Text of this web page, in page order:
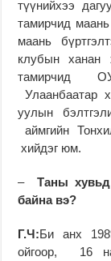
түүнийхээ
тамирчид
маань
клубын ханан
тамирчид
Улаанбаатар
уулын
аймгийн
хийдэг юм.
–Таны
байна вэ?
Г.Ч:Би анх
ойгоор, 16